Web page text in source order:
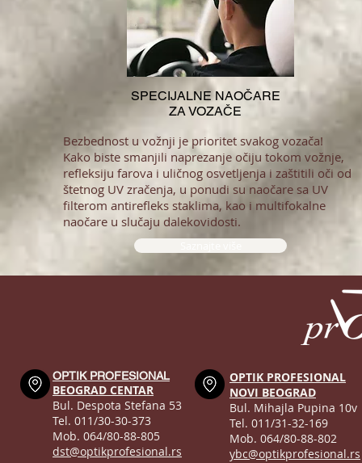
SPECIJALNE NAOČARE
ZA VOZAČE
Bezbednost u vožnji je prioritet svakog vozača!
Kako biste smanjili naprezanje očiju tokom vožnje,
refleksiju farova i uličnog osvetljenja i zaštitili oči od
štetnog UV zračenja, u ponudi su naočare sa UV
filterom antirefleks staklima, kao i multifokalne
naočare u slučaju dalekovidosti.
OPTIK PROFESIONAL
BEOGRAD CENTAR
Bul. Despota Stefana 53
Tel. 011/30-30-373
Mob. 064/80-88-805
dst@optikprofesional.rs
OPTIK PROFESIONAL
NOVI BEOGRAD
Bul. Mihajla Pupina 10v
Tel. 011/31-32-169
Mob. 064/80-88-802
ybc@optikprofesional.rs